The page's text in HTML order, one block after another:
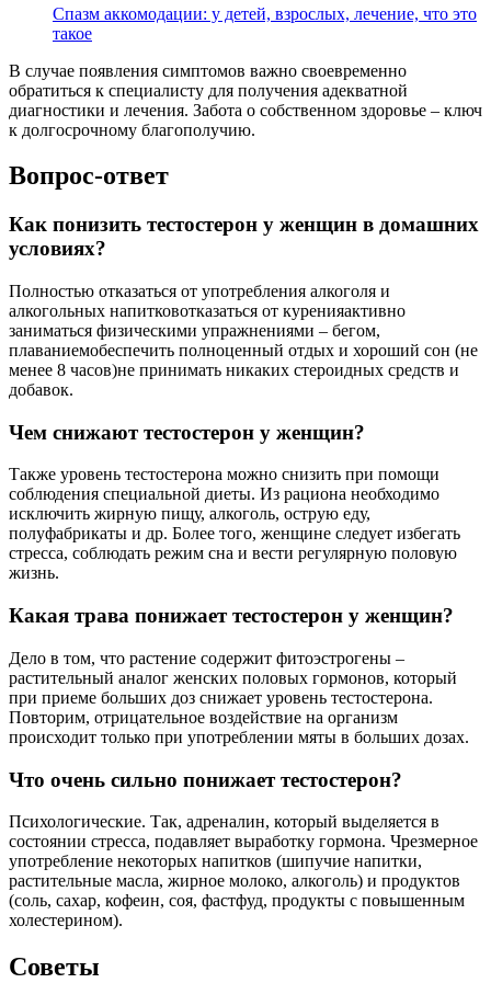
Спазм аккомодации: у детей, взрослых, лечение, что это
такое
В случае появления симптомов важно своевременно
обратиться к специалисту для получения адекватной
диагностики и лечения. Забота о собственном здоровье – ключ
к долгосрочному благополучию.
Вопрос-ответ
Как понизить тестостерон у женщин в домашних
условиях?
Полностью отказаться от употребления алкоголя и
алкогольных напитковотказаться от куренияактивно
заниматься физическими упражнениями – бегом,
плаваниемобеспечить полноценный отдых и хороший сон (не
менее 8 часов)не принимать никаких стероидных средств и
добавок.
Чем снижают тестостерон у женщин?
Также уровень тестостерона можно снизить при помощи
соблюдения специальной диеты. Из рациона необходимо
исключить жирную пищу, алкоголь, острую еду,
полуфабрикаты и др. Более того, женщине следует избегать
стресса, соблюдать режим сна и вести регулярную половую
жизнь.
Какая трава понижает тестостерон у женщин?
Дело в том, что растение содержит фитоэстрогены –
растительный аналог женских половых гормонов, который
при приеме больших доз снижает уровень тестостерона.
Повторим, отрицательное воздействие на организм
происходит только при употреблении мяты в больших дозах.
Что очень сильно понижает тестостерон?
Психологические. Так, адреналин, который выделяется в
состоянии стресса, подавляет выработку гормона. Чрезмерное
употребление некоторых напитков (шипучие напитки,
растительные масла, жирное молоко, алкоголь) и продуктов
(соль, сахар, кофеин, соя, фастфуд, продукты с повышенным
холестерином).
Советы